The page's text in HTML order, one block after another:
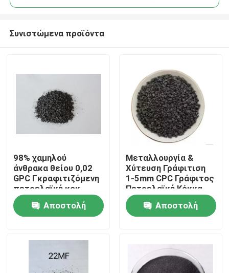
Σπίτι
Περίπου εμείς
Συνιστώμενα προϊόντα
98% χαμηλού
άνθρακα θείου 0,02
GPC Γκραφιτιζόμενη
πετρελαϊκή κοκ
Αποστολή
Μεταλλουργία &
Χύτευση Γράφιτιση
1-5mm CPC Γράφιτος
Πετρελαϊκή Κόκκα
Αποστολή